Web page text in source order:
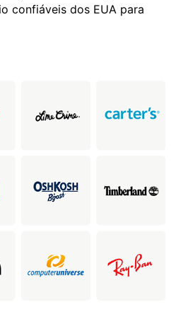
confiáveis dos EUA para